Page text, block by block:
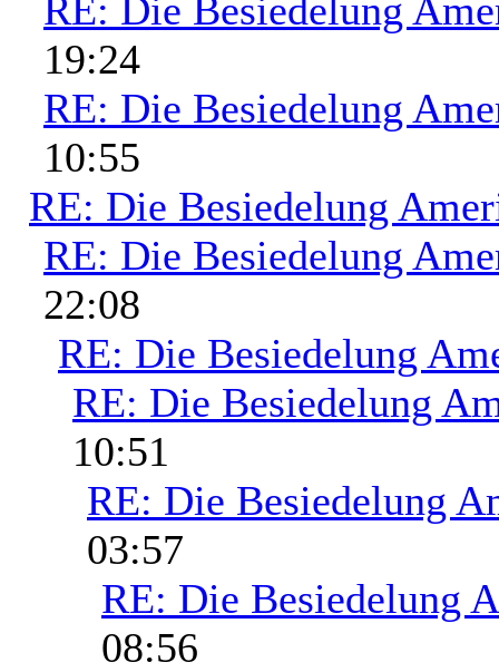
RE: Die Besiedelung
19:24
RE: Die Besiedelung
10:55
RE: Die Besiedelung
RE: Die Besiedelung
22:08
RE: Die Besiedelung
RE: Die Besiedelung
10:51
RE: Die Besiedelung
03:57
RE: Die Besiedelung
08:56